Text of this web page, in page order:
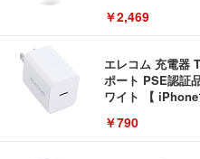
携帯充電器 停電
急用 iOS/
￥2,469
エレコム 充電器
ポート PSE認証
ワイト 【
￥790